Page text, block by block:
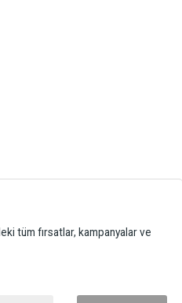
tüm fırsatlar, kampanyalar ve